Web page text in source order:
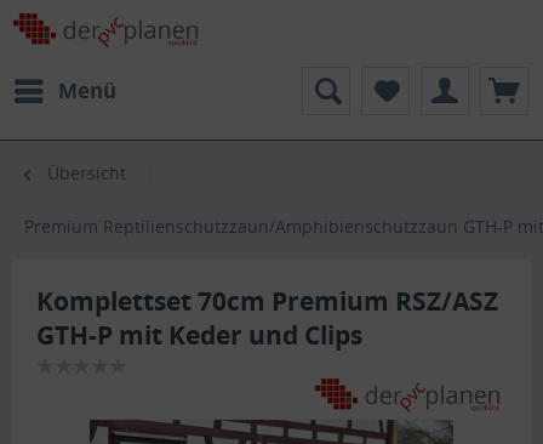
Menü
Übersicht
Premium Reptilienschutzzaun/Amphibienschutzzaun GTH-P
Komplettset 70cm Premium RSZ/ASZ
GTH-P mit Keder und Clips